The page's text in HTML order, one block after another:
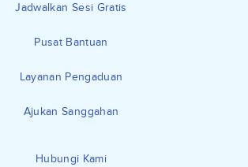
Jadwalkan Sesi Gratis
Pusat Bantuan
Layanan Pengaduan
Ajukan Sanggahan
Hubungi Kami